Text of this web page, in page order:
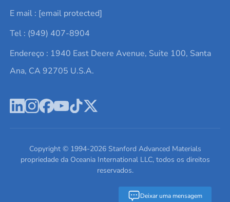
Deixar uma mensagem
Lista de consultas
Termos e Condições
Política de Privacidade
Elementos de terras raras
Alvos de pulverização catódica
Ácido hialurônico
Promoções atuais
Notícias e blogs
Estudos de caso
Escreva para nós
E mail : [email protected]
Tel : (949) 407-8904
Endereço : 1940 East Deere Avenue, Suite 100, Santa
Ana, CA 92705 U.S.A.
Copyright © 1994-2026Stanford Advanced Materials
propriedade da Oceania International LLC, todos os direitos
reservados.